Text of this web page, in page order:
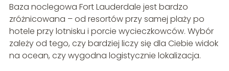
Baza noclegowa Fort Lauderdale jest bardzo
zróżnicowana – od resortów przy samej plaży po
hotele przy lotnisku i porcie wycieczkowców. Wybór
zależy od tego, czy bardziej liczy się dla Ciebie widok
na ocean, czy wygodna logistycznie lokalizacja.